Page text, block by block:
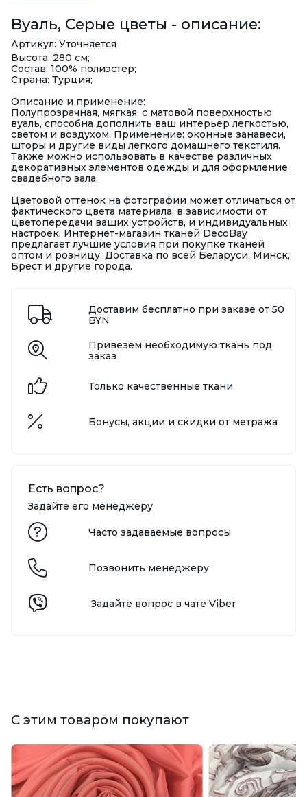
Вуаль, Серые цветы - описание:
Артикул: Уточняется
Высота: 280 см;
Состав: 100% полиэстер;
Страна: Турция;
Описание и применение:
Полупрозрачная, мягкая, с матовой поверхностью
вуаль, способна дополнить ваш интерьер легкостью,
светом и воздухом. Применение: оконные занавеси,
шторы и другие виды легкого домашнего текстиля.
Также можно использовать в качестве различных
декоративных элементов одежды и для оформление
свадебного зала.
Цветовой оттенок на фотографии может отличаться от
фактического цвета материала, в зависимости от
цветопередачи ваших устройств, и индивидуальных
настроек. Интернет-магазин тканей DecoBay
предлагает лучшие условия при покупке тканей
оптом и розницу. Доставка по всей Беларуси: Минск,
Брест и другие города.
Доставим бесплатно при заказе от 50
BYN
Привезём необходимую ткань под
заказ
Только качественные ткани
Бонусы, акции и скидки от метража
Есть вопрос?
Задайте его менеджеру
Часто задаваемые вопросы
Позвонить менеджеру
Задайте вопрос в чате Viber
С этим товаром покупают